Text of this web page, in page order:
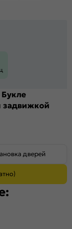
задвижкой
дверей